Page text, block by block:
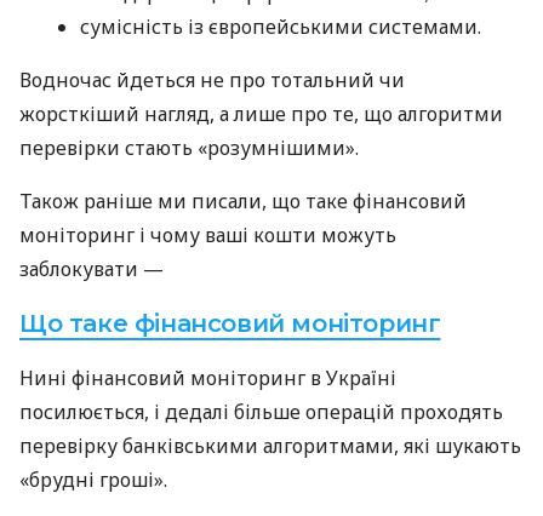
сумісність із європейськими системами.
Водночас йдеться не про тотальний чи
жорсткіший нагляд, а лише про те, що алгоритми
перевірки стають «розумнішими».
Також раніше ми писали, що таке фінансовий
моніторинг і чому ваші кошти можуть
заблокувати —
Що таке фінансовий моніторинг
Нині фінансовий моніторинг в Україні
посилюється, і дедалі більше операцій проходять
перевірку банківськими алгоритмами, які шукають
«брудні гроші».